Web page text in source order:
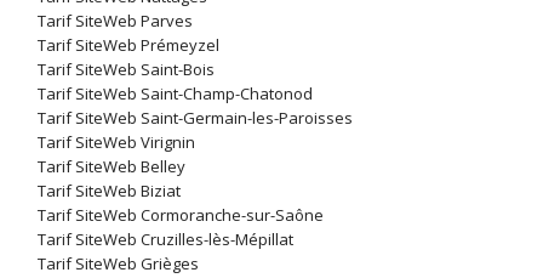
Tarif SiteWeb Parves
Tarif SiteWeb Prémeyzel
Tarif SiteWeb Saint-Bois
Tarif SiteWeb Saint-Champ-Chatonod
Tarif SiteWeb Saint-Germain-les-Paroisses
Tarif SiteWeb Virignin
Tarif SiteWeb Belley
Tarif SiteWeb Biziat
Tarif SiteWeb Cormoranche-sur-Saône
Tarif SiteWeb Cruzilles-lès-Mépillat
Tarif SiteWeb Grièges